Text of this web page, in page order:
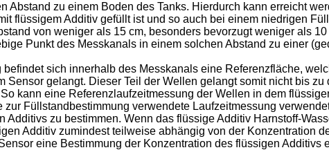
Abstand zu einem Boden des Tanks. Hierdurch kann erreicht
flüssigem Additiv gefüllt ist und so auch bei einem niedrigen
von weniger als 15 cm, besonders bevorzugt weniger als
Punkt des Messkanals in einem solchen Abstand zu einer
sich innerhalb des Messkanals eine Referenzfläche,
gelangt. Dieser Teil der Wellen gelangt somit nicht bis
kann eine Referenzlaufzeitmessung der Wellen in dem
Füllstandbestimmung verwendete Laufzeitmessung
zu bestimmen. Wenn das flüssige Additiv Harnstoff-
Additiv zumindest teilweise abhängig von der Konzentration
eine Bestimmung der Konzentration des flüssigen Additivs